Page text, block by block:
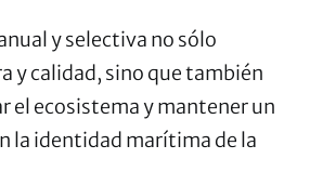
y selectiva no sólo
y calidad, sino que también
el ecosistema y mantener un
la identidad marítima de la